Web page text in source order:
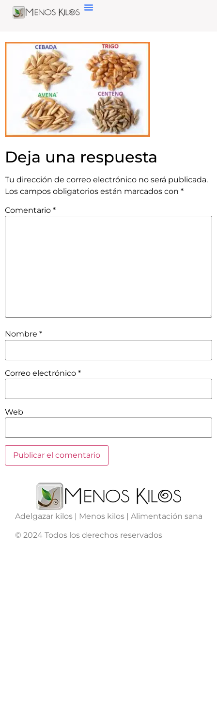
Deja una respuesta
Tu dirección de correo electrónico no será publicada.
Los campos obligatorios están marcados con *
Comentario *
Nombre *
Correo electrónico *
Web
Adelgazar kilos | Menos kilos | Alimentación sana
© 2024 Todos los derechos reservados